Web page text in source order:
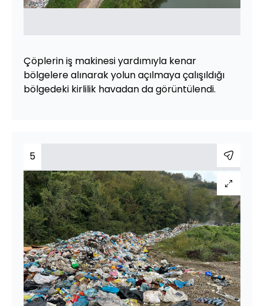
Çöplerin iş makinesi yardımıyla kenar
bölgelere alınarak yolun açılmaya çalışıldığı
bölgedeki kirlilik havadan da görüntülendi.
5